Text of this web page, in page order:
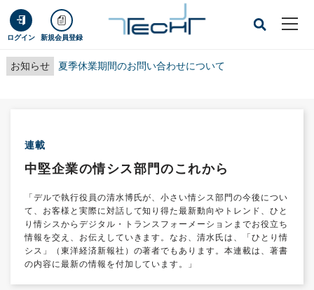
ログイン 新規会員登録
お知らせ 夏季休業期間のお問い合わせについて
連載
中堅企業の情シス部門のこれから
「デルで執行役員の清水博氏が、小さい情シス部門の今後につい
て、お客様と実際に対話して知り得た最新動向やトレンド、ひと
り情シスからデジタル・トランスフォーメーションまでお役立ち
情報を交え、お伝えしていきます。なお、清水氏は、「ひとり情
シス」（東洋経済新報社）の著者でもあります。本連載は、著書
の内容に最新の情報を付加しています。」